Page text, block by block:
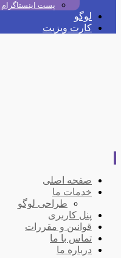
پست اینستاگرام
لوگو
کارت ویزیت
صفحه اصلی
خدمات ما
طراحی لوگو
پنل کاربری
قوانین و مقررات
تماس با ما
درباره ما